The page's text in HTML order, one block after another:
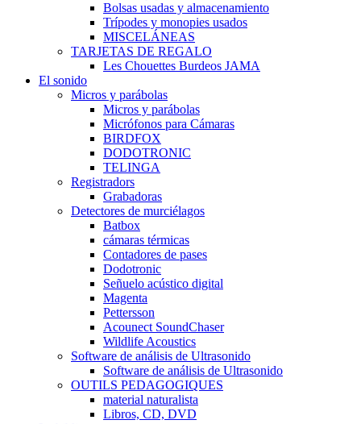
Bolsas usadas y almacenamiento
Trípodes y monopies usados
MISCELÁNEAS
TARJETAS DE REGALO
Les Chouettes Burdeos JAMA
El sonido
Micros y parábolas
Micros y parábolas
Micrófonos para Cámaras
BIRDFOX
DODOTRONIC
TELINGA
Registradors
Grabadoras
Detectores de murciélagos
Batbox
cámaras térmicas
Contadores de pases
Dodotronic
Señuelo acústico digital
Magenta
Pettersson
Acounect SoundChaser
Wildlife Acoustics
Software de análisis de Ultrasonido
Software de análisis de Ultrasonido
OUTILS PEDAGOGIQUES
material naturalista
Libros, CD, DVD